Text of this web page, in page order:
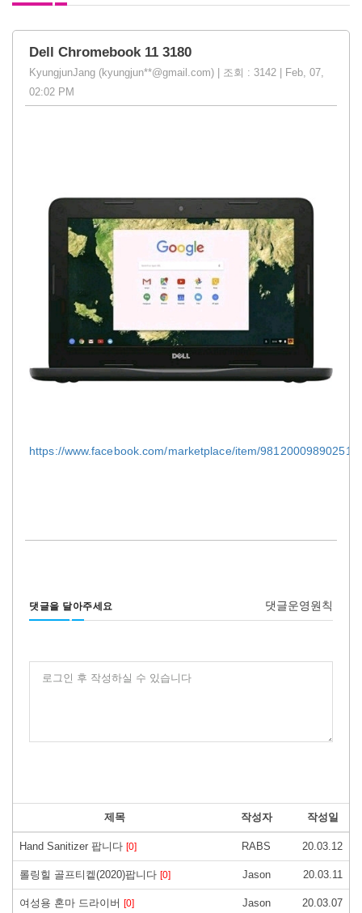
Dell Chromebook 11 3180
KyungjunJang (kyungjun**@gmail.com) | 조회 : 3142 | Feb, 07,
02:02 PM
https://www.facebook.com/marketplace/item/981200098902519/
댓글을 달아주세요 댓글운영원칙
로그인 후 작성하실 수 있습니다
제목 작성자 작성일
Hand Sanitizer 팝니다 [0] RABS 20.03.12
롤링힐 골프티켙(2020)팝니다 [0] Jason 20.03.11
여성용 혼마 드라이버 [0] Jason 20.03.07